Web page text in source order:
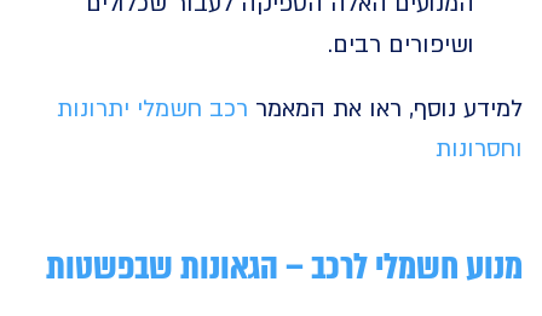
ושיפורים רבים.
נוסף, ראו את המאמררכב חשמלי יתרונות
חשמלי לרכב – הגאונות שבפשטות